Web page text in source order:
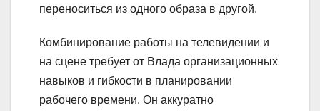
переноситься из одного образа в другой.
Комбинирование работы на телевидении и
на сцене требует от Влада организационных
навыков и гибкости в планировании
рабочего времени. Он аккуратно